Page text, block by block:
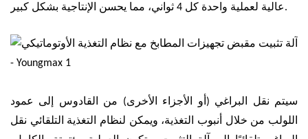
عالية لعملية واحدة كل 4 ثواني، مما يحسن الإنتاجية بشكل كبير.
سيتم نقل البراغي (أو الأجزاء الأخرى) من القادوس إلى عمود
اللولب من خلال أنبوب التغذية، ويمكن لنظام التغذية التلقائي نقل